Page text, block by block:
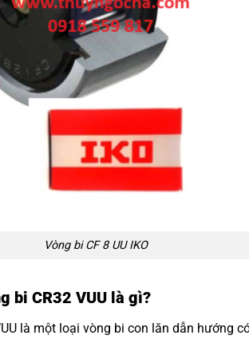
Vòng bi CF 8 UU IKO
bi CR32 VUU là gì?
là một loại vòng bi con lăn dẫn hướng